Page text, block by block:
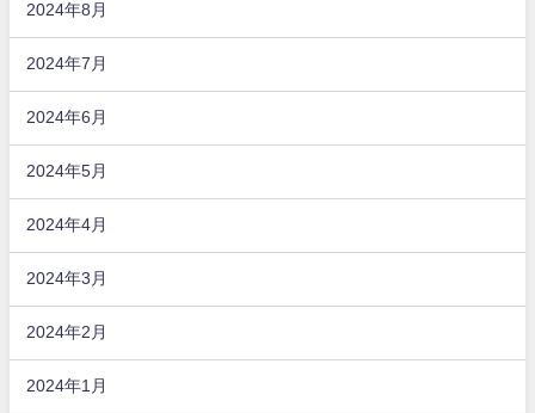
2024年8月
2024年7月
2024年6月
2024年5月
2024年4月
2024年3月
2024年2月
2024年1月